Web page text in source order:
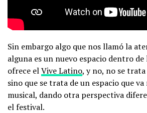
Sin embargo algo que nos llamó la
alguna es un nuevo espacio dentro de
ofrece elVive Latino, y no, no se
sino que se trata de un espacio que
musical, dando otra perspectiva
el festival.